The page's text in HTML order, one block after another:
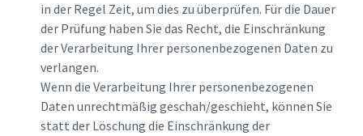
in der Regel Zeit, um dies zu überprüfen. Für die Dauer
der Prüfung haben Sie das Recht, die Einschränkung
der Verarbeitung Ihrer personenbezogenen Daten zu
verlangen.
Wenn die Verarbeitung Ihrer personenbezogenen
Daten unrechtmäßig geschah/geschieht, können Sie
statt der Löschung die Einschränkung der